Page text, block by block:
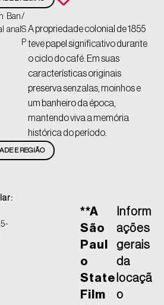
Ban
anal
/
S
P
A propriedade colonial de 1855
teve papel significativo durante
o ciclo do café. Em suas
características originais
preserva senzalas, moinhos e
um banheiro da época,
mantendo viva a memória
histórica do período.
E REGIÃO
**A
São
Paul
o
State
Film
Inform
ações
gerais
da
locaçã
o